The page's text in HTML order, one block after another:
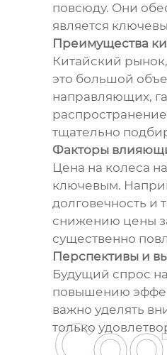
повсюду. Они
является
Преимущества
Китайский
это большой
направляющих,
тщательно
Факторы
Цена на колеса
ключевым.
долговечность и
снижению цены
существенно
Перспективы и
Будущий спрос
повышению
важно уделять
только